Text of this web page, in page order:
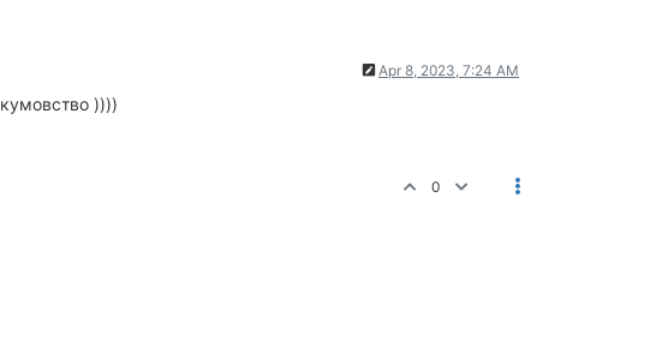
Apr 8, 2023, 7:24 AM
кумовство ))))
0